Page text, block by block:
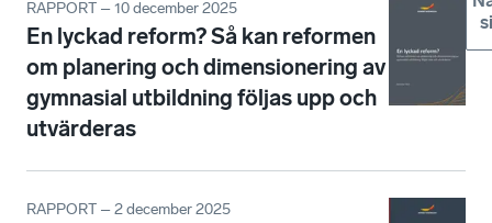
RAPPORT – 10 december 2025
En lyckad reform? Så kan reformen
om planering och dimensionering av
gymnasial utbildning följas upp och
utvärderas
RAPPORT – 2 december 2025